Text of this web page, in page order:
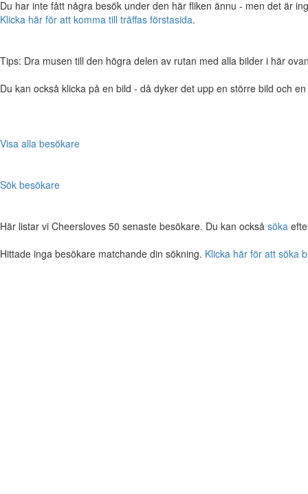
Du har inte fått några besök under den här fliken ännu - men det är
Klicka här för att komma till träffas förstasida.
Tips: Dra musen till den högra delen av rutan med alla bilder i här
Du kan också klicka på en bild - då dyker det upp en större bild och
Visa alla besökare
Sök besökare
Här listar vi Cheersloves 50 senaste besökare. Du kan också söka
Hittade inga besökare matchande din sökning. Klicka här för att söka